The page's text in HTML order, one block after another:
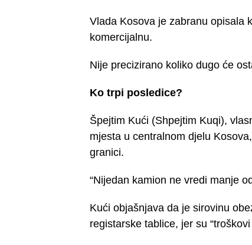
Vlada Kosova je zabranu opisala
komercijalnu.
Nije precizirano koliko dugo će
Ko trpi posledice?
Špejtim Kući (Shpejtim Kuqi),
mjesta u centralnom djelu
granici.
“Nijedan kamion ne vredi manje
Kući objašnjava da je sirovinu
registarske tablice, jer su “troškovi